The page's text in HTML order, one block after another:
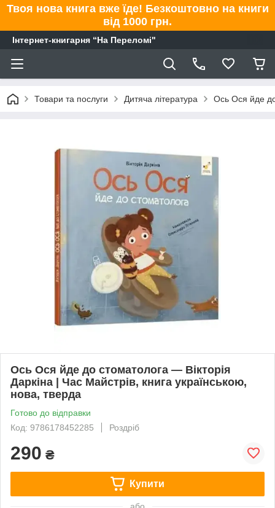
Твоя нова книга вже їде! Безкоштовно на книги
від 1000 грн.
Інтернет-книгарня “На Переломі"
Товари та послуги Дитяча література Ось Ося йде до
Ось Ося йде до стоматолога — Вікторія
Даркіна | Час Майстрів, книга українською,
нова, тверда
Готово до відправки
Код: 9786178452285
Роздріб
290 ₴
Купити
або